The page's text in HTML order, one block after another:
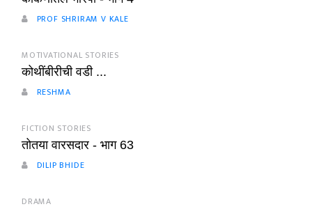
PROF SHRIRAM V KALE
MOTIVATIONAL STORIES
कोथींबीरीची वडी ...
RESHMA
FICTION STORIES
तोतया वारसदार - भाग 63
DILIP BHIDE
DRAMA